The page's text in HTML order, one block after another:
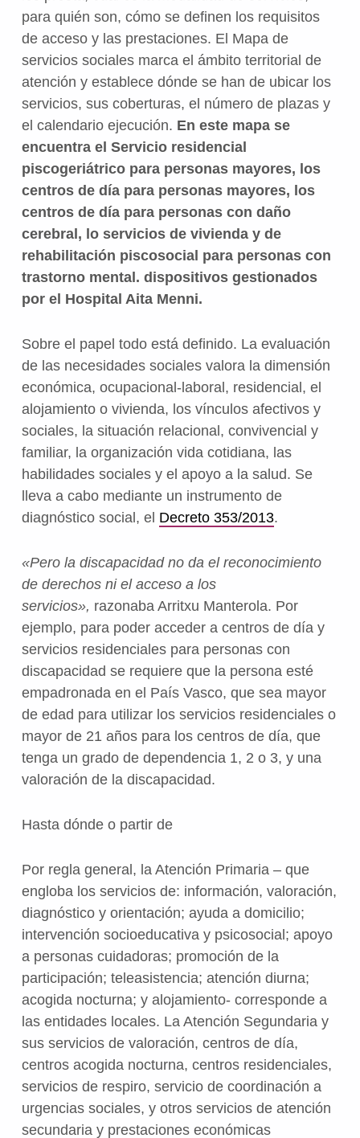
para quién son, cómo se definen los requisitos
de acceso y las prestaciones. El Mapa de
servicios sociales marca el ámbito territorial de
atención y establece dónde se han de ubicar los
servicios, sus coberturas, el número de plazas y
el calendario ejecución. En este mapa se
encuentra el Servicio residencial
piscogeriátrico para personas mayores, los
centros de día para personas mayores, los
centros de día para personas con daño
cerebral, lo servicios de vivienda y de
rehabilitación piscosocial para personas con
trastorno mental. dispositivos gestionados
por el Hospital Aita Menni.
Sobre el papel todo está definido. La evaluación
de las necesidades sociales valora la dimensión
económica, ocupacional-laboral, residencial, el
alojamiento o vivienda, los vínculos afectivos y
sociales, la situación relacional, convivencial y
familiar, la organización vida cotidiana, las
habilidades sociales y el apoyo a la salud. Se
lleva a cabo mediante un instrumento de
diagnóstico social, el Decreto 353/2013.
«Pero la discapacidad no da el reconocimiento
de derechos ni el acceso a los
servicios», razonaba Arritxu Manterola. Por
ejemplo, para poder acceder a centros de día y
servicios residenciales para personas con
discapacidad se requiere que la persona esté
empadronada en el País Vasco, que sea mayor
de edad para utilizar los servicios residenciales o
mayor de 21 años para los centros de día, que
tenga un grado de dependencia 1, 2 o 3, y una
valoración de la discapacidad.
Hasta dónde o partir de
Por regla general, la Atención Primaria – que
engloba los servicios de: información, valoración,
diagnóstico y orientación; ayuda a domicilio;
intervención socioeducativa y psicosocial; apoyo
a personas cuidadoras; promoción de la
participación; teleasistencia; atención diurna;
acogida nocturna; y alojamiento- corresponde a
las entidades locales. La Atención Segundaria y
sus servicios de valoración, centros de día,
centros acogida nocturna, centros residenciales,
servicios de respiro, servicio de coordinación a
urgencias sociales, y otros servicios de atención
secundaria y prestaciones económicas